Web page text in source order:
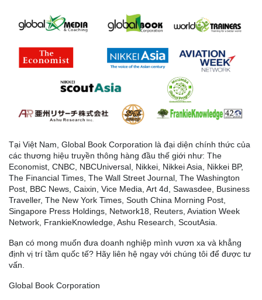
Tại Việt Nam, Global Book Corporation là đại diện chính thức của
các thương hiệu truyền thông hàng đầu thế giới như: The
Economist, CNBC, NBCUniversal, Nikkei, Nikkei Asia, Nikkei BP,
The Financial Times, The Wall Street Journal, The Washington
Post, BBC News, Caixin, Vice Media, Art 4d, Sawasdee, Business
Traveller, The New York Times, South China Morning Post,
Singapore Press Holdings, Network18, Reuters, Aviation Week
Network, FrankieKnowledge, Ashu Research, ScoutAsia.
Bạn có mong muốn đưa doanh nghiệp mình vươn xa và khẳng
định vị trí tầm quốc tế? Hãy liên hệ ngay với chúng tôi để được tư
vấn.
Global Book Corporation